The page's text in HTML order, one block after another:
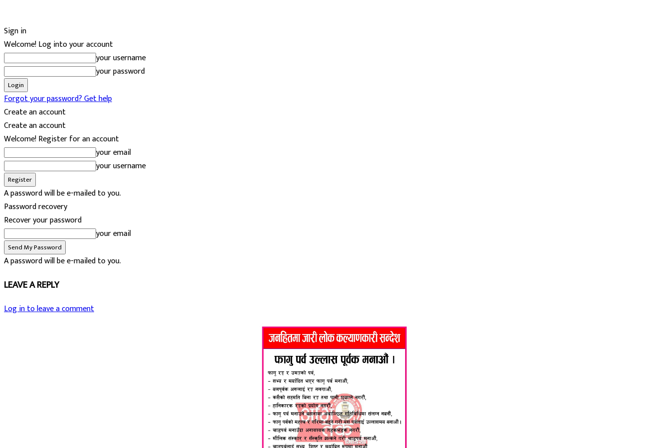
Sign in
Welcome! Log into your account
your username
your password
Forgot your password? Get help
Create an account
Create an account
Welcome! Register for an account
your email
your username
A password will be e-mailed to you.
Password recovery
Recover your password
your email
A password will be e-mailed to you.
LEAVE A REPLY
Log in to leave a comment